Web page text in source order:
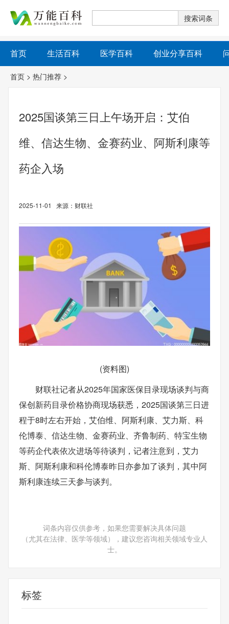
首页 生活百科 医学百科 创业分享百科
首页 > 热门推荐 >
2025国谈第三日上午场开启：艾伯
维、信达生物、金赛药业、阿斯利康等
药企入场
2025-11-01 来源：财联社
(资料图)
财联社记者从2025年国家医保目录现场谈判与商
保创新药目录价格协商现场获悉，2025国谈第三日进
程于8时左右开始，艾伯维、阿斯利康、艾力斯、科
伦博泰、信达生物、金赛药业、齐鲁制药、特宝生物
等药企代表依次进场等待谈判，记者注意到，艾力
斯、阿斯利康和科伦博泰昨日亦参加了谈判，其中阿
斯利康连续三天参与谈判。
词条内容仅供参考，如果您需要解决具体问题
（尤其在法律、医学等领域），建议您咨询相关领域专业人
士。
标签